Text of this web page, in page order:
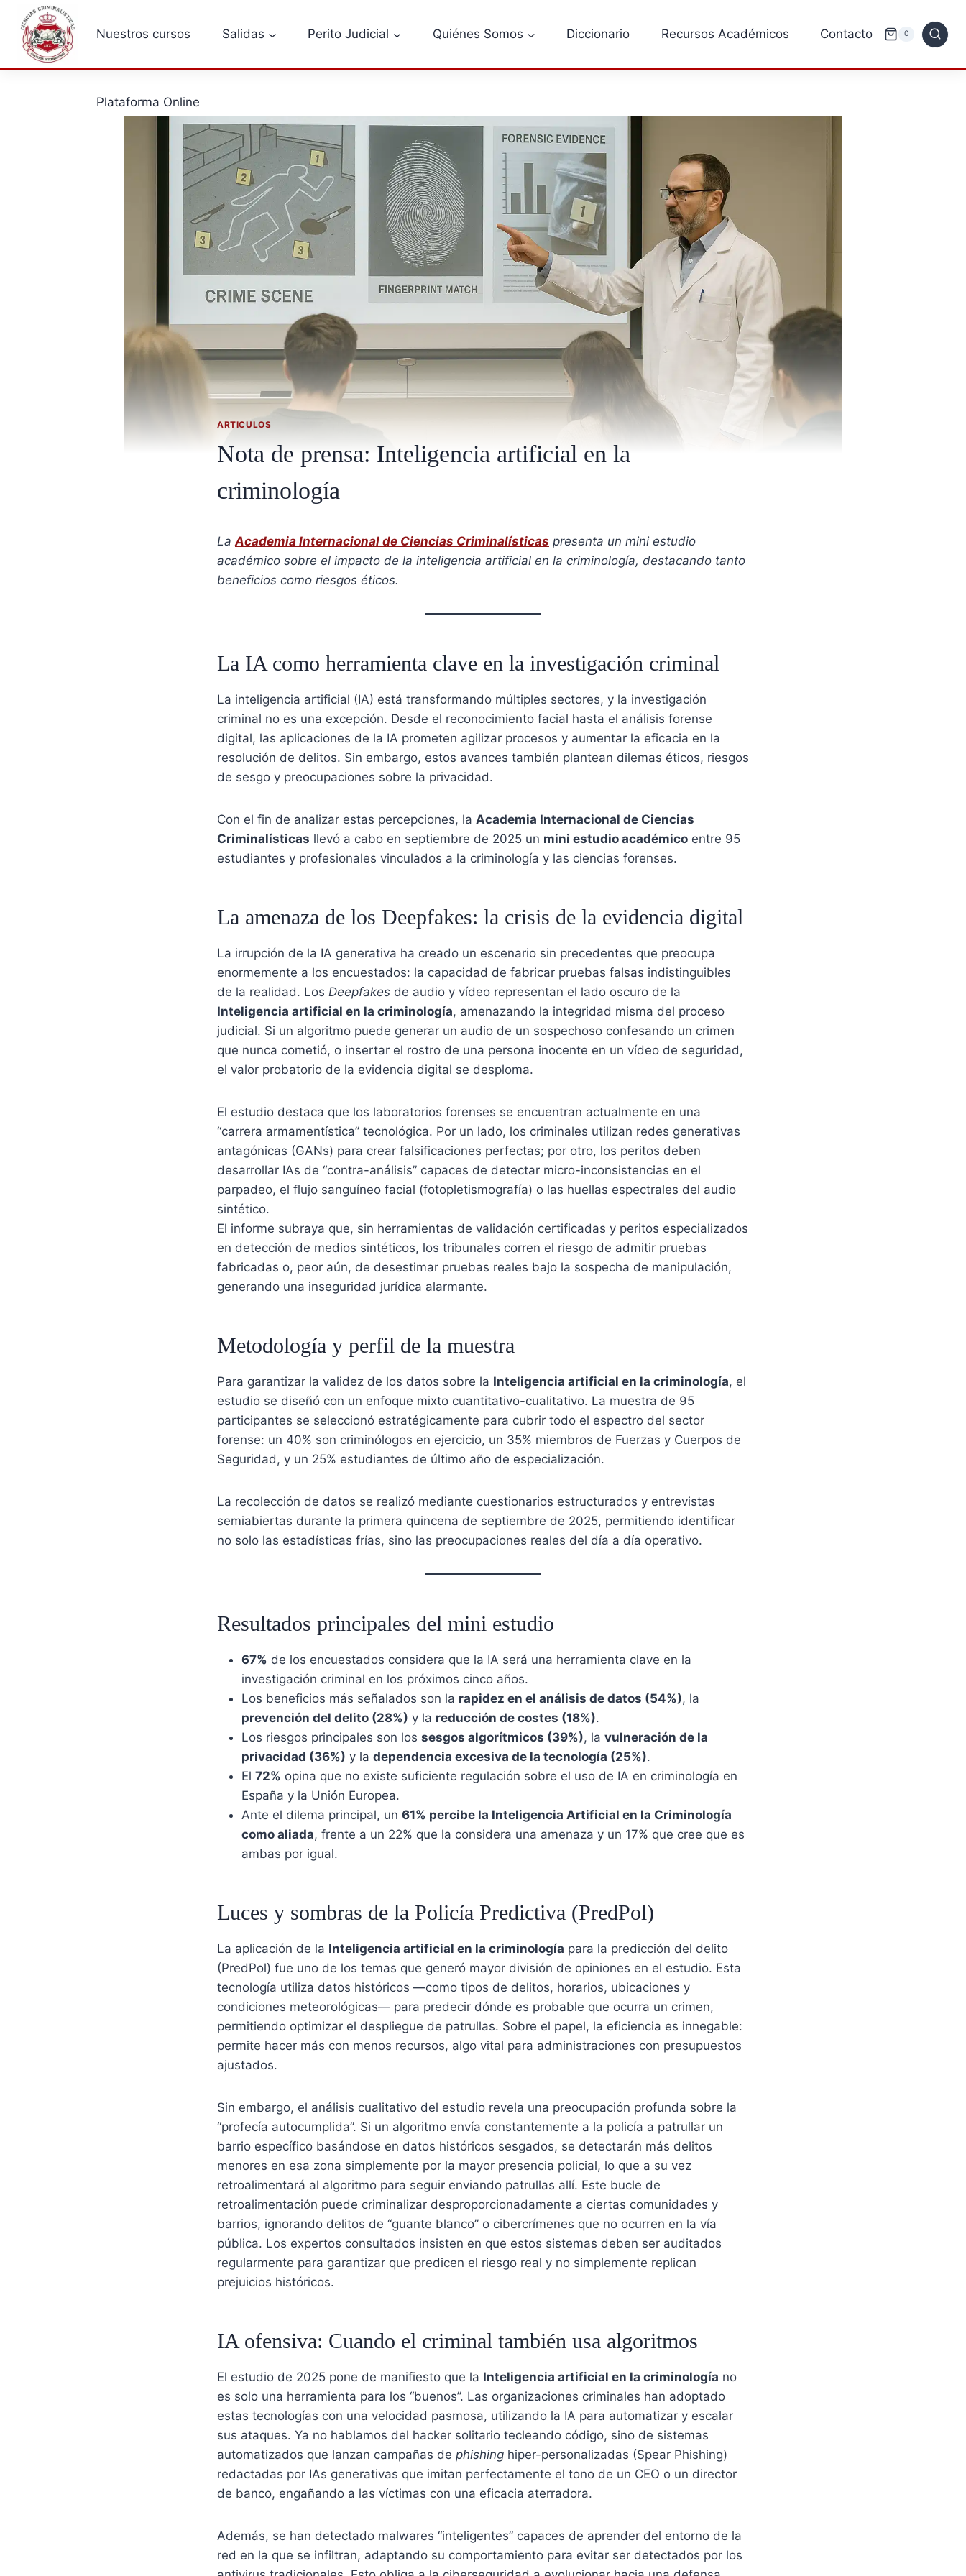
Saltar
contenido
Nuestros cursos Salidas Perito Judicial Quiénes Somos Diccionario Recursos Académicos Contacto
Plataforma Online
0
ARTICULOS
Nota de prensa: Inteligencia artificial en la
criminología
LaAcademia Internacional de Ciencias Criminalísticas presenta un mini estudio
académico sobre el impacto de la inteligencia artificial en la criminología, destacando tanto
beneficios como riesgos éticos.
La IA como herramienta clave en la investigación criminal
La inteligencia artificial (IA) está transformando múltiples sectores, y la investigación
criminal no es una excepción. Desde el reconocimiento facial hasta el análisis forense
digital, las aplicaciones de la IA prometen agilizar procesos y aumentar la eficacia en la
resolución de delitos. Sin embargo, estos avances también plantean dilemas éticos, riesgos
de sesgo y preocupaciones sobre la privacidad.
Con el fin de analizar estas percepciones, la Academia Internacional de Ciencias
Criminalísticas llevó a cabo en septiembre de 2025 un mini estudio académico entre 95
estudiantes y profesionales vinculados a la criminología y las ciencias forenses.
La amenaza de los Deepfakes: la crisis de la evidencia digital
La irrupción de la IA generativa ha creado un escenario sin precedentes que preocupa
enormemente a los encuestados: la capacidad de fabricar pruebas falsas indistinguibles
de la realidad. Los Deepfakes de audio y vídeo representan el lado oscuro de la
Inteligencia artificial en la criminología, amenazando la integridad misma del proceso
judicial. Si un algoritmo puede generar un audio de un sospechoso confesando un crimen
que nunca cometió, o insertar el rostro de una persona inocente en un vídeo de seguridad,
el valor probatorio de la evidencia digital se desploma.
El estudio destaca que los laboratorios forenses se encuentran actualmente en una
“carrera armamentística” tecnológica. Por un lado, los criminales utilizan redes generativas
antagónicas (GANs) para crear falsificaciones perfectas; por otro, los peritos deben
desarrollar IAs de “contra-análisis” capaces de detectar micro-inconsistencias en el
parpadeo, el flujo sanguíneo facial (fotopletismografía) o las huellas espectrales del audio
sintético.
El informe subraya que, sin herramientas de validación certificadas y peritos especializados
en detección de medios sintéticos, los tribunales corren el riesgo de admitir pruebas
fabricadas o, peor aún, de desestimar pruebas reales bajo la sospecha de manipulación,
generando una inseguridad jurídica alarmante.
Metodología y perfil de la muestra
Para garantizar la validez de los datos sobre la Inteligencia artificial en la criminología, el
estudio se diseñó con un enfoque mixto cuantitativo-cualitativo. La muestra de 95
participantes se seleccionó estratégicamente para cubrir todo el espectro del sector
forense: un 40% son criminólogos en ejercicio, un 35% miembros de Fuerzas y Cuerpos de
Seguridad, y un 25% estudiantes de último año de especialización.
La recolección de datos se realizó mediante cuestionarios estructurados y entrevistas
semiabiertas durante la primera quincena de septiembre de 2025, permitiendo identificar
no solo las estadísticas frías, sino las preocupaciones reales del día a día operativo.
Resultados principales del mini estudio
67% de los encuestados considera que la IA será una herramienta clave en la
investigación criminal en los próximos cinco años.
Los beneficios más señalados son la rapidez en el análisis de datos (54%), la
prevención del delito (28%) y la reducción de costes (18%).
Los riesgos principales son los sesgos algorítmicos (39%), la vulneración de la
privacidad (36%) y la dependencia excesiva de la tecnología (25%).
El 72% opina que no existe suficiente regulación sobre el uso de IA en criminología en
España y la Unión Europea.
Ante el dilema principal, un 61% percibe la Inteligencia Artificial en la Criminología
como aliada, frente a un 22% que la considera una amenaza y un 17% que cree que es
ambas por igual.
Luces y sombras de la Policía Predictiva (PredPol)
La aplicación de la Inteligencia artificial en la criminología para la predicción del delito
(PredPol) fue uno de los temas que generó mayor división de opiniones en el estudio. Esta
tecnología utiliza datos históricos —como tipos de delitos, horarios, ubicaciones y
condiciones meteorológicas— para predecir dónde es probable que ocurra un crimen,
permitiendo optimizar el despliegue de patrullas. Sobre el papel, la eficiencia es innegable:
permite hacer más con menos recursos, algo vital para administraciones con presupuestos
ajustados.
Sin embargo, el análisis cualitativo del estudio revela una preocupación profunda sobre la
“profecía autocumplida”. Si un algoritmo envía constantemente a la policía a patrullar un
barrio específico basándose en datos históricos sesgados, se detectarán más delitos
menores en esa zona simplemente por la mayor presencia policial, lo que a su vez
retroalimentará al algoritmo para seguir enviando patrullas allí. Este bucle de
retroalimentación puede criminalizar desproporcionadamente a ciertas comunidades y
barrios, ignorando delitos de “guante blanco” o cibercrímenes que no ocurren en la vía
pública. Los expertos consultados insisten en que estos sistemas deben ser auditados
regularmente para garantizar que predicen el riesgo real y no simplemente replican
prejuicios históricos.
IA ofensiva: Cuando el criminal también usa algoritmos
El estudio de 2025 pone de manifiesto que la Inteligencia artificial en la criminología no
es solo una herramienta para los “buenos”. Las organizaciones criminales han adoptado
estas tecnologías con una velocidad pasmosa, utilizando la IA para automatizar y escalar
sus ataques. Ya no hablamos del hacker solitario tecleando código, sino de sistemas
automatizados que lanzan campañas de phishing hiper-personalizadas (Spear Phishing)
redactadas por IAs generativas que imitan perfectamente el tono de un CEO o un director
de banco, engañando a las víctimas con una eficacia aterradora.
Además, se han detectado malwares “inteligentes” capaces de aprender del entorno de la
red en la que se infiltran, adaptando su comportamiento para evitar ser detectados por los